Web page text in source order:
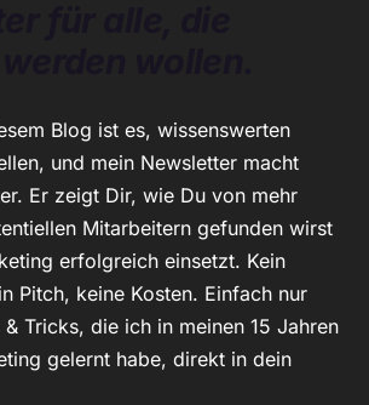
Blog ist es, wissenswerten
und mein Newsletter macht
Er zeigt Dir, wie Du von mehr
Mitarbeitern gefunden wirst
erfolgreich einsetzt. Kein
Pitch, keine Kosten. Einfach nur
Tricks, die ich in meinen 15 Jahren
gelernt habe, direkt in dein